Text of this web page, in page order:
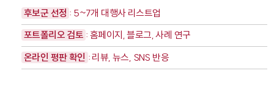
후보군 선정 : 5~7개 대행사 리스트업
포트폴리오 검토 : 홈페이지, 블로그, 사례 연구
온라인 평판 확인 : 리뷰, 뉴스, SNS 반응